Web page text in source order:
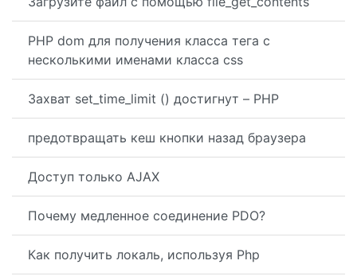
PHP dom для получения класса тега с
несколькими именами класса css
Захват set_time_limit () достигнут – PHP
предотвращать кеш кнопки назад браузера
Доступ только AJAX
Почему медленное соединение PDO?
Как получить локаль, используя Php